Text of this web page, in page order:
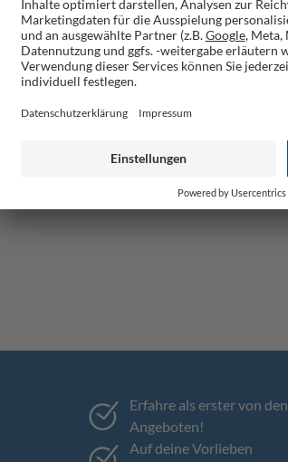
Erfahre als erster von den
Angeboten!
Auf deine Vorlieben